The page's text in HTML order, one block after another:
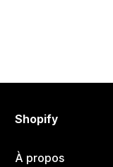
Shopify
À propos